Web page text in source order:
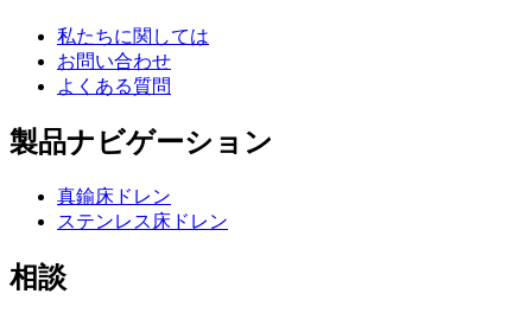
私たちに関しては
お問い合わせ
よくある質問
製品ナビゲーション
真鍮床ドレン
ステンレス床ドレン
相談